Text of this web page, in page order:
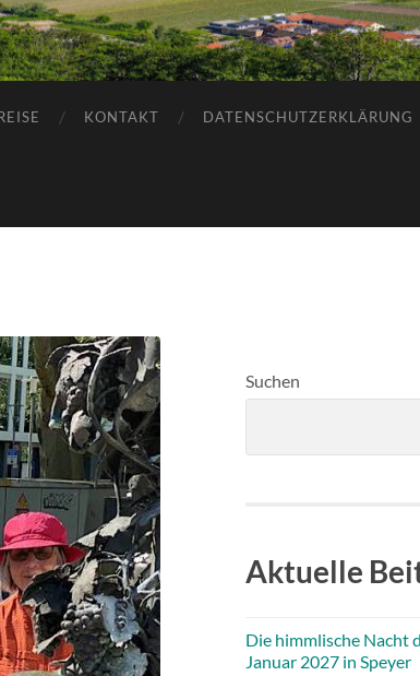
KONTAKT DATENSCHUTZERKLÄRUNG
Suchen
Aktuelle
Die himmlische Nacht
Januar 2027 in Speyer